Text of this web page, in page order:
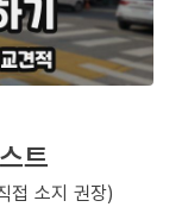
트
접 소지 권장)